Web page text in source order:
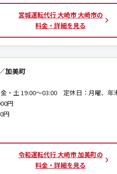
宮城運転代行 大崎市 大崎市の
料金・詳細を見る
加美町
金・土 19:00〜03:00 定休日：月曜、年
円
円
令和運転代行 大崎市 加美町の
料金・詳細を見る